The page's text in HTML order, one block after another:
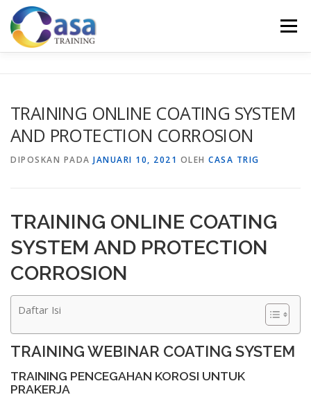
Lompat
konten
Menu
KONTAK KAMI SERTIFIKASI EVALUASI
TRAINING ONLINE COATING SYSTEM
AND PROTECTION CORROSION
DIPOSKAN PADA JANUARI 10, 2021 OLEH CASA TRIG
TRAINING ONLINE COATING
SYSTEM AND PROTECTION
CORROSION
Daftar Isi
TRAINING WEBINAR COATING SYSTEM
TRAINING PENCEGAHAN KOROSI UNTUK
PRAKERJA